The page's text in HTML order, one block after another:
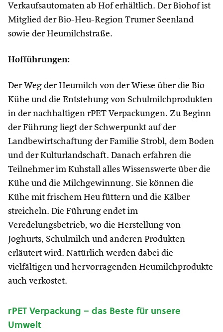
Verkaufsautomaten ab Hof erhältlich. Der Biohof ist
Mitglied der Bio-Heu-Region Trumer Seenland
sowie der Heumilchstraße.
Hofführungen:
Der Weg der Heumilch von der Wiese über die Bio-
Kühe und die Entstehung von Schulmilchprodukten
in der nachhaltigen rPET Verpackungen. Zu Beginn
der Führung liegt der Schwerpunkt auf der
Landbewirtschaftung der Familie Strobl, dem Boden
und der Kulturlandschaft. Danach erfahren die
Teilnehmer im Kuhstall alles Wissenswerte über die
Kühe und die Milchgewinnung. Sie können die
Kühe mit frischem Heu füttern und die Kälber
streicheln. Die Führung endet im
Veredelungsbetrieb, wo die Herstellung von
Joghurts, Schulmilch und anderen Produkten
erläutert wird. Natürlich werden dabei die
vielfältigen und hervorragenden Heumilchprodukte
auch verkostet.
rPET Verpackung – das Beste für unsere
Umwelt